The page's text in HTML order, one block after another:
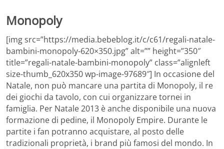
Monopoly
[img src=”https://media.bebeblog.it/c/c61/regali-natale-
bambini-monopoly-620×350.jpg” alt=”” height=”350″
title=”regali-natale-bambini-monopoly” class=”alignleft
size-thumb_620x350 wp-image-97689″] In occasione del
Natale, non può mancare una partita di Monopoly, il re
dei giochi da tavolo, con cui organizzare tornei in
famiglia. Per Natale 2013 è anche disponibile una nuova
formazione di pedine, il Monopoly Empire. Durante le
partite i fan potranno acquistare, al posto delle
tradizionali proprietà, i brand più famosi del mondo. In